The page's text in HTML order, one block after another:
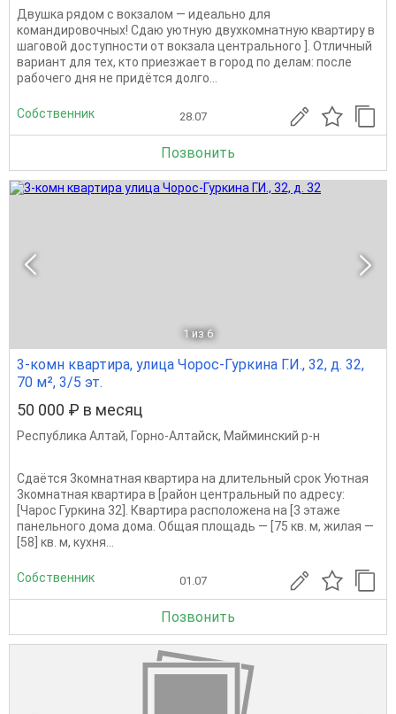
Двушка рядом с вокзалом — идеально для
командировочных! Сдаю уютную двухкомнатную квартиру в
шаговой доступности от вокзала центрального ]. Отличный
вариант для тех, кто приезжает в город по делам: после
рабочего дня не придётся долго...
Собственник 28.07
Позвонить
1 из 6
3-комн квартира, улица Чорос-Гуркина Г.И., 32, д. 32,
70 м², 3/5 эт.
50 000 ₽ в месяц
Республика Алтай, Горно-Алтайск, Майминский р-н
Сдаётся 3комнатная квартира на длительный срок Уютная
3комнатная квартира в [район центральный по адресу:
[Чарос Гуркина 32]. Квартира расположена на [3 этаже
панельного дома дома. Общая площадь — [75 кв. м, жилая —
[58] кв. м, кухня...
Собственник 01.07
Позвонить